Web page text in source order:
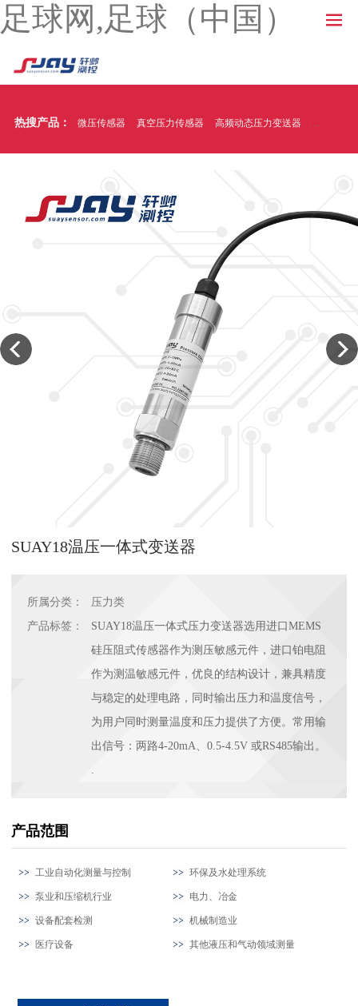
足球网,足球（中国）
热搜产品： 微压传感器 真空压力传感器 高频动态压力变送器 温压一体
SUAY18温压一体式变送器
所属分类：
压力类
产品标签：
SUAY18温压一体式压力变送器选用进口MEMS
硅压阻式传感器作为测压敏感元件，进口铂电阻
作为测温敏感元件，优良的结构设计，兼具精度
与稳定的处理电路，同时输出压力和温度信号，
为用户同时测量温度和压力提供了方便。常用输
出信号：两路4-20mA、0.5-4.5V 或RS485输出。
产品范围
工业自动化测量与控制 环保及水处理系统
泵业和压缩机行业 电力、冶金
设备配套检测 机械制造业
医疗设备 其他液压和气动领域测量